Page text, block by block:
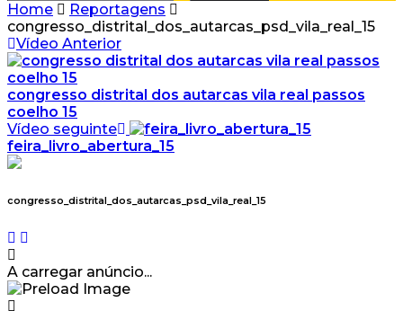
Home
Reportagens
congresso_distrital_dos_autarcas_psd_vila_real_15
Vídeo Anterior
congresso distrital dos autarcas vila real passos
coelho 15
Vídeo seguinte
feira_livro_abertura_15
congresso_distrital_dos_autarcas_psd_vila_real_15
A carregar anúncio...